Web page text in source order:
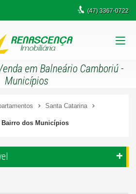
(47)3367-0722
em Balneário Camboriú -
Municípios
Santa Catarina
Bairro dos Municípios